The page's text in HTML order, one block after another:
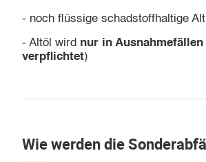
- noch flüssige schadstoffhaltige
- Altöl wird nur in Ausnahmefällen
verpflichtet)
Wie werden die